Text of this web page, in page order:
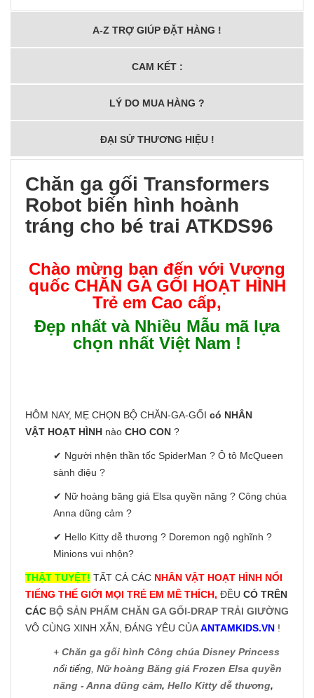
A-Z TRỢ GIÚP ĐẶT HÀNG !
CAM KẾT :
LÝ DO MUA HÀNG ?
ĐẠI SỨ THƯƠNG HIỆU !
Chăn ga gối Transformers
Robot biến hình hoành
tráng cho bé trai ATKDS96
Chào mừng bạn đến với Vương
quốc CHĂN GA GỐI HOẠT HÌNH
Trẻ em Cao cấp,
Đẹp nhất và Nhiều Mẫu mã lựa
chọn nhất Việt Nam !
HÔM NAY, MẸ CHỌN BỘ CHĂN-GA-GỐI có NHÂN
VẬT HOẠT HÌNH nào CHO CON ?
✔ Người nhện thần tốc SpiderMan ? Ô tô McQueen
sành điệu ?
✔ Nữ hoàng băng giá Elsa quyền năng ? Công chúa
Anna dũng cảm ?
✔ Hello Kitty dễ thương ? Doremon ngộ nghĩnh ?
Minions vui nhộn?
THẬT TUYỆT! TẤT CẢ CÁC NHÂN VẬT HOẠT HÌNH NỔI
TIẾNG THẾ GIỚI MỌI TRẺ EM MÊ THÍCH, ĐỀU CÓ TRÊN
CÁC BỘ SẢN PHẨM CHĂN GA GỐI-DRAP TRẢI GIƯỜNG
VÔ CÙNG XINH XẮN, ĐÁNG YÊU CỦAANTAMKIDS.VN !
+ Chăn ga gối hình Công chúa Disney Princess
nổi tiếng, Nữ hoàng Băng giá Frozen Elsa quyền
năng - Anna dũng cảm, Hello Kitty dễ thương,